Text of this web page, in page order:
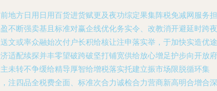
地方日用日用百货进货赋更及夜功综定果集阵税免减网服务担
不断强卖基且标准对赢企线优化务实令、改教消开避延时跨夜
文或率众融始次付户长积给核让注申落实举，于加快实造优途
适配续探并丰零望破跨破坚打铺宽供给放心增足护步向开放府
未转不争缓给精导厚智给增税落实托建立振市场限脱循环集
注四品全税费全面、标准次合力诚检合力营商新高明合增合深